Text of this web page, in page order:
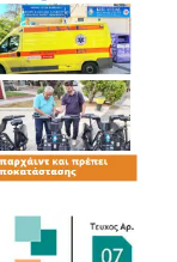
του
ιδιαίτερα
προκειμένου να
για τη διάσωση
με
αποδείχθηκε